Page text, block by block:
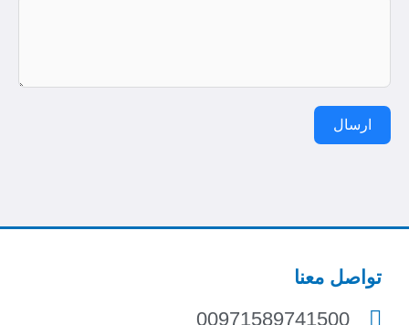
ارسال
تواصل معنا
00971589741500